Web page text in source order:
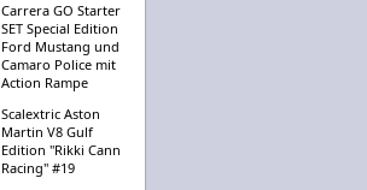
Carrera GO Starter
SET Special Edition
Ford Mustang und
Camaro Police mit
Action Rampe
Scalextric Aston
Martin V8 Gulf
Edition "Rikki Cann
Racing" #19